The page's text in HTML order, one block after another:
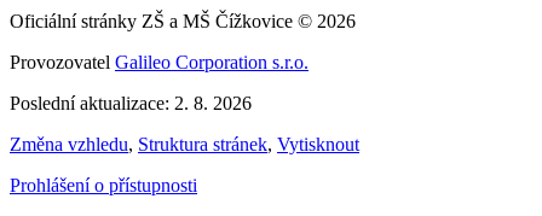
Oficiální stránky ZŠ a MŠ Čížkovice © 2026
Provozovatel Galileo Corporation s.r.o.
Poslední aktualizace: 2. 8. 2026
Změna vzhledu, Struktura stránek, Vytisknout
Prohlášení o přístupnosti